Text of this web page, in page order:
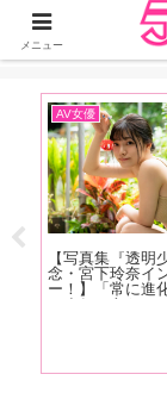
ジーオーティーが運
DMMア
AV女優
【写真集『透明
念・宮下玲奈イ
ー！】「常に進
ですね。あと、
メニュー